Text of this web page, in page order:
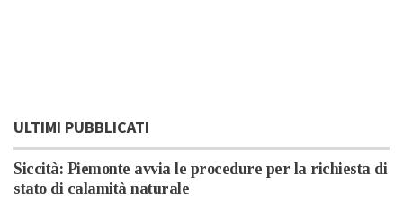
ULTIMI PUBBLICATI
Siccità: Piemonte avvia le procedure per la richiesta di
stato di calamità naturale